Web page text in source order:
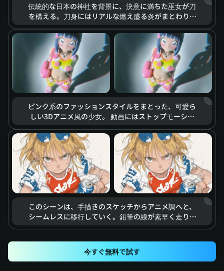
伝統的な日本の神社を背景に、決意に満ちた巫女が刀
を構える。刀身にはリアルな燃え盛る炎がまとわり、
の戦闘の緊張感を浮き彫りにし、まるで大作アクショ
ン映画のワンシーンのような臨場感を感じさせる。
ピンク系のファッションスタイルをまとった、可愛ら
しい3Dアニメ風の少女。 動画にはストップモーショ
生きているかのように空中に漂います。柔らかな光と
鮮やかな色彩が、夢想的で甘く、エネルギッシュな雰
囲気を作り出しています。
このシーンは、手描きのスケッチからアニメ調へと、
シームレスに移行していく。鉛筆の線が素早く走り、
エネルギッシュな蹴りの動作を描き出し、それがソー
ンブラーの効果が伴い、強い衝撃力と動的なスピード
感を表現している。
今すぐ無料で試す